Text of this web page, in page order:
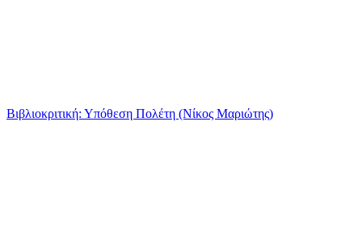
Βιβλιοκριτική: Υπόθεση Πολέτη (Νίκος Μαριώτης)